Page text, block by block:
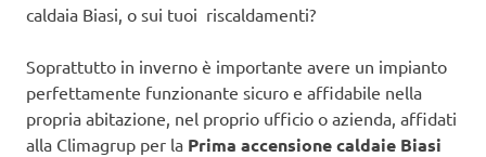
caldaia Biasi, o sui tuoi riscaldamenti?
Soprattutto in inverno è importante avere un impianto
perfettamente funzionante sicuro e affidabile nella
propria abitazione, nel proprio ufficio o azienda, affidati
alla Climagrup per la Prima accensione caldaie Biasi